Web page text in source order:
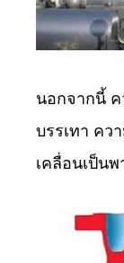
นอกจากนี้ ค
บรรเทา คว
เคลื่อนเป็น